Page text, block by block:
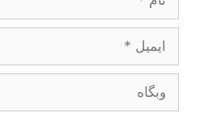
ایمیل
وبگاه